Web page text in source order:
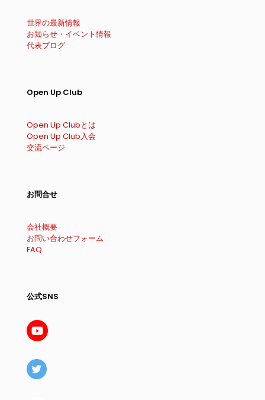
世界の最新情報
お知らせ・イベント情報
代表ブログ
Open Up Club
Open Up Clubとは
Open Up Club入会
交流ページ
お問合せ
会社概要
お問い合わせフォーム
FAQ
公式SNS